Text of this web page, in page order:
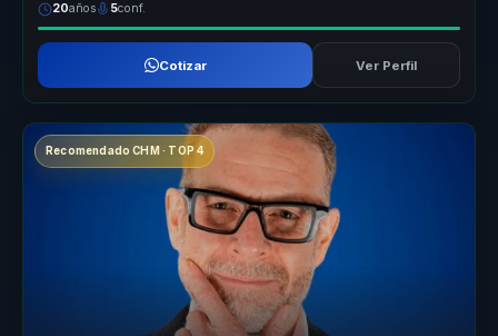
20años 5conf.
Cotizar Ver Perfil
Recomendado CHM · TOP 4